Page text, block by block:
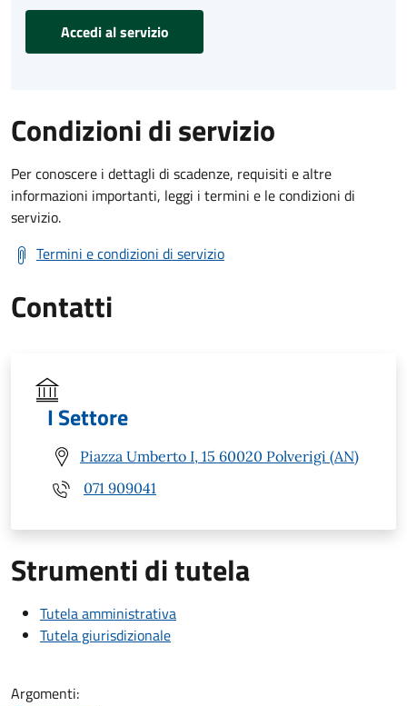
Accedi al servizio
Condizioni di servizio
Per conoscere i dettagli di scadenze, requisiti e altre
informazioni importanti, leggi i termini e le condizioni di
servizio.
Termini e condizioni di servizio
Contatti
I Settore
Piazza Umberto I, 15 60020 Polverigi (AN)
071 909041
Strumenti di tutela
Tutela amministrativa
Tutela giurisdizionale
Argomenti: